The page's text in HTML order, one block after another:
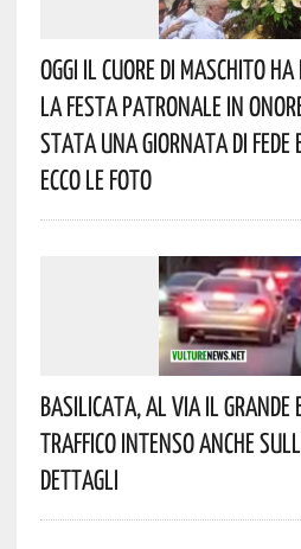
Oggi Il Cuore Di Maschito
La Festa Patronale In
Stata Una Giornata Di
Ecco Le Foto
Basilicata, Al Via Il Grande
Traffico Intenso Anche
Dettagli